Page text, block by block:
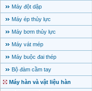
Máy đột dập
Máy ép thủy lực
Máy bơm thủy lực
Máy vát mép
Máy buộc đai thép
Bộ đàm cầm tay
Máy hàn và vật liệu hàn